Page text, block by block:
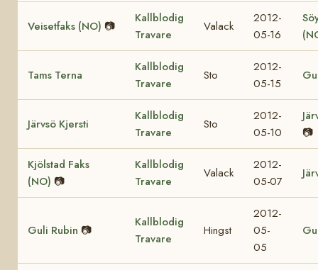
Veisetfaks (NO) 📷
Kallblodig
Travare
Valack
2012-
05-16
Tams Terna
Kallblodig
Travare
Sto
2012-
05-15
Järvsö Kjersti
Kallblodig
Travare
Sto
2012-
05-10
📷
Kjölstad Faks
(NO) 📷
Kallblodig
Travare
Valack
2012-
05-07
Guli Rubin 📷
Kallblodig
Travare
Hingst
2012-
05-
05